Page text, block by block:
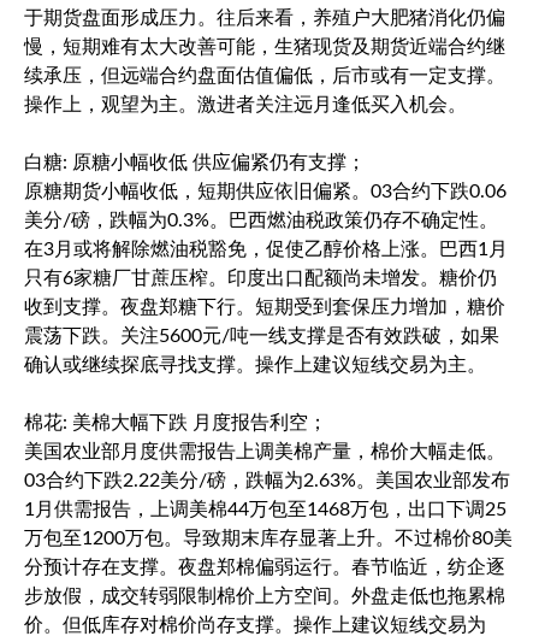
于期货盘面形成压力。往后来看，养殖户大肥猪消化仍偏
慢，短期难有太大改善可能，生猪现货及期货近端合约继
续承压，但远端合约盘面估值偏低，后市或有一定支撑。
操作上，观望为主。激进者关注远月逢低买入机会。
白糖: 原糖小幅收低 供应偏紧仍有支撑；
原糖期货小幅收低，短期供应依旧偏紧。03合约下跌0.06
美分/磅，跌幅为0.3%。巴西燃油税政策仍存不确定性。
在3月或将解除燃油税豁免，促使乙醇价格上涨。巴西1月
只有6家糖厂甘蔗压榨。印度出口配额尚未增发。糖价仍
收到支撑。夜盘郑糖下行。短期受到套保压力增加，糖价
震荡下跌。关注5600元/吨一线支撑是否有效跌破，如果
确认或继续探底寻找支撑。操作上建议短线交易为主。
棉花: 美棉大幅下跌 月度报告利空；
美国农业部月度供需报告上调美棉产量，棉价大幅走低。
03合约下跌2.22美分/磅，跌幅为2.63%。美国农业部发布
1月供需报告，上调美棉44万包至1468万包，出口下调25
万包至1200万包。导致期末库存显著上升。不过棉价80美
分预计存在支撑。夜盘郑棉偏弱运行。春节临近，纺企逐
步放假，成交转弱限制棉价上方空间。外盘走低也拖累棉
价。但低库存对棉价尚存支撑。操作上建议短线交易为